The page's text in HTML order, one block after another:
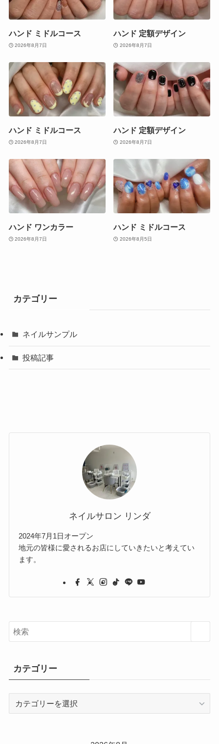
ハンド ミドルコース
2026年8月7日
ハンド 定額デザイン
2026年8月7日
ハンド ミドルコース
2026年8月7日
ハンド 定額デザイン
2026年8月7日
ハンド ワンカラー
2026年8月7日
ハンド ミドルコース
2026年8月5日
カテゴリー
ネイルサンプル
投稿記事
ネイルサロン リンダ
2024年7月1日オープン
地元の皆様に愛されるお店にしていきたいと考えてい
ます。
カテゴリー